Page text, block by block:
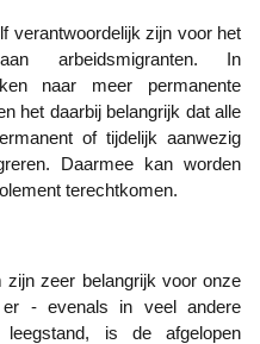
arbeidsmigranten. In
naar meer permanente
het daarbij belangrijk dat alle
of tijdelijk aanwezig
Daarmee kan worden
terechtkomen.
er - evenals in veel andere
is de afgelopen